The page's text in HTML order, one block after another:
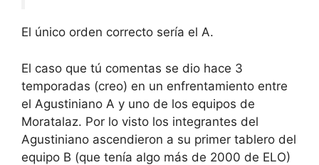
El único orden correcto sería el A.
El caso que tú comentas se dio hace 3
temporadas (creo) en un enfrentamiento entre
el Agustiniano A y uno de los equipos de
Moratalaz. Por lo visto los integrantes del
Agustiniano ascendieron a su primer tablero del
equipo B (que tenía algo más de 2000 de ELO)